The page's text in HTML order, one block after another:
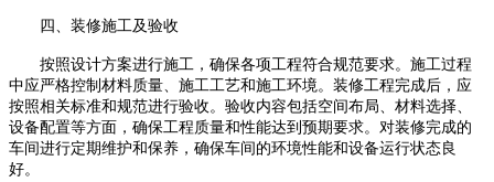
四、装修施工及验收
按照设计方案进行施工，确保各项工程符合规范要求。施工过程
中应严格控制材料质量、施工工艺和施工环境。装修工程完成后，应
按照相关标准和规范进行验收。验收内容包括空间布局、材料选择、
设备配置等方面，确保工程质量和性能达到预期要求。对装修完成的
车间进行定期维护和保养，确保车间的环境性能和设备运行状态良
好。